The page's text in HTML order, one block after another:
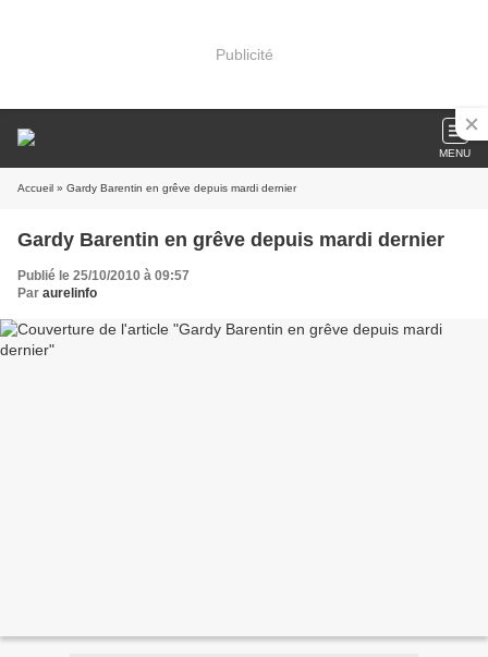
Publicité
MENU
Accueil » Gardy Barentin en grêve depuis mardi dernier
Gardy Barentin en grêve depuis mardi dernier
Publié le 25/10/2010 à 09:57
Par aurelinfo